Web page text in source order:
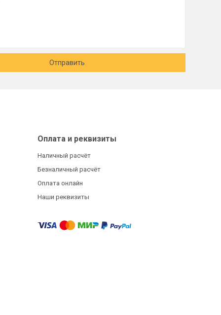
Отправить
Оплата и реквизиты
Наличный расчёт
Безналичный расчёт
Оплата онлайн
Наши реквизиты